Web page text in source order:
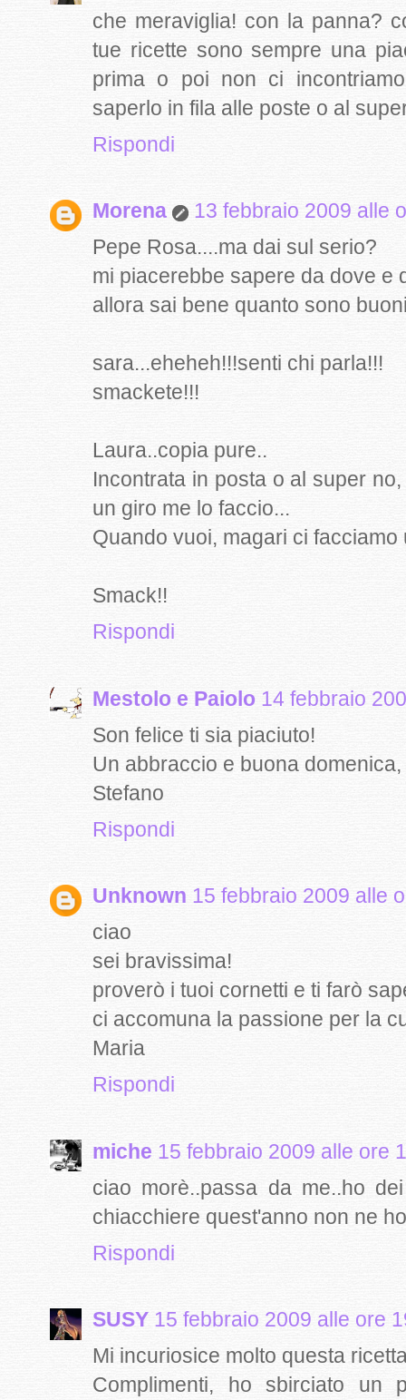
che meraviglia! con la panna?
tue ricette sono sempre una
prima o poi non ci
saperlo in fila alle poste o al
Rispondi
Morena
13 febbraio 2009 alle
Pepe Rosa....ma dai sul serio?
mi piacerebbe sapere da dove e
allora sai bene quanto sono
sara...eheheh!!!senti chi parla!!!
smackete!!!
Laura..copia pure..
Incontrata in posta o al super
un giro me lo faccio...
Quando vuoi, magari ci
Smack!!
Rispondi
Mestolo e Paiolo 14 febbraio
Son felice ti sia piaciuto!
Un abbraccio e buona domenica,
Stefano
Rispondi
Unknown 15 febbraio 2009 alle
ciao
sei bravissima!
proverò i tuoi cornetti e ti farò
ci accomuna la passione per la
Maria
Rispondi
miche 15 febbraio 2009 alle ore
ciao morè..passa da me..ho
chiacchiere quest'anno non ne
Rispondi
SUSY 15 febbraio 2009 alle ore
Mi incuriosice molto questa
Complimenti, ho sbirciato